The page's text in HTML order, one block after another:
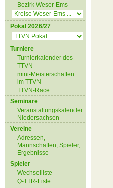
Bezirk Weser-Ems
Pokal 2026/27
Turniere
Turnierkalender des
TTVN
mini-Meisterschaften
im TTVN
TTVN-Race
Seminare
Veranstaltungskalender
Niedersachsen
Vereine
Adressen,
Mannschaften, Spieler,
Ergebnisse
Spieler
Wechselliste
Q-TTR-Liste